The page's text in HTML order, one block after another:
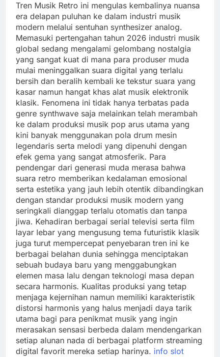
Tren Musik Retro ini mengulas kembalinya nuansa
era delapan puluhan ke dalam industri musik
modern melalui sentuhan synthesizer analog.
Memasuki pertengahan tahun 2026 industri musik
global sedang mengalami gelombang nostalgia
yang sangat kuat di mana para produser muda
mulai meninggalkan suara digital yang terlalu
bersih dan beralih kembali ke tekstur suara yang
kasar namun hangat khas alat musik elektronik
klasik. Fenomena ini tidak hanya terbatas pada
genre synthwave saja melainkan telah merambah
ke dalam produksi musik pop arus utama yang
kini banyak menggunakan pola drum mesin
legendaris serta melodi yang dipenuhi dengan
efek gema yang sangat atmosferik. Para
pendengar dari generasi muda merasa bahwa
suara retro memberikan kedalaman emosional
serta estetika yang jauh lebih otentik dibandingkan
dengan standar produksi musik modern yang
seringkali dianggap terlalu otomatis dan tanpa
jiwa. Kehadiran berbagai serial televisi serta film
layar lebar yang mengusung tema futuristik klasik
juga turut mempercepat penyebaran tren ini ke
berbagai belahan dunia sehingga menciptakan
sebuah budaya baru yang menggabungkan
elemen masa lalu dengan teknologi masa depan
secara harmonis. Kualitas produksi yang tetap
menjaga kejernihan namun memiliki karakteristik
distorsi harmonis yang halus menjadi daya tarik
utama bagi para penikmat musik yang ingin
merasakan sensasi berbeda dalam mendengarkan
setiap alunan nada di berbagai platform streaming
digital favorit mereka setiap harinya. info slot